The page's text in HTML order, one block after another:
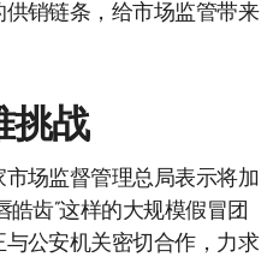
销链条，给市场监管带来
挑战
场监督管理总局表示将加
皓齿”这样的大规模假冒团
公安机关密切合作，力求